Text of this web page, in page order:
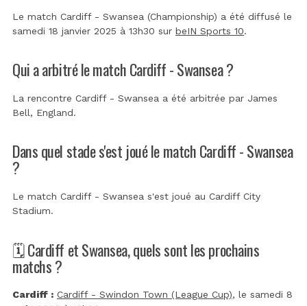
Le match Cardiff - Swansea (Championship) a été diffusé le
samedi 18 janvier 2025 à 13h30 sur beIN Sports 10.
Qui a arbitré le match Cardiff - Swansea ?
La rencontre Cardiff - Swansea a été arbitrée par James
Bell, England.
Dans quel stade s'est joué le match Cardiff - Swansea
?
Le match Cardiff - Swansea s'est joué au Cardiff City
Stadium.
🗓️ Cardiff et Swansea, quels sont les prochains
matchs ?
Cardiff : Cardiff - Swindon Town (League Cup), le samedi 8